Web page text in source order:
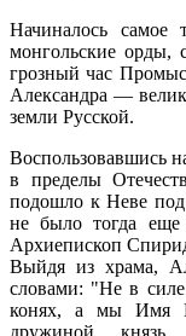
Начиналось
монгольские орды,
грозный час
Александра —
земли Русской.
Воспользовавшись
в пределы
подошло к Неве под
не было тогда
Архиепископ
Выйдя из храма,
словами: "Не в
конях, а мы Имя
дружиной